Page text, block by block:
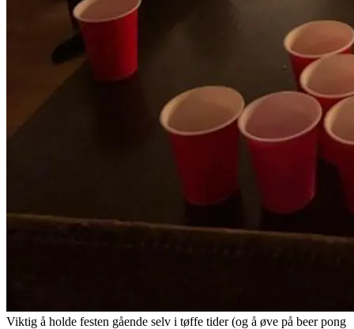
Viktig å holde festen gående selv i tøffe tider (og å øve på beer pong